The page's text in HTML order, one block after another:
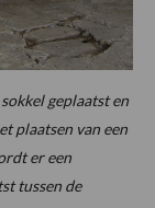
geplaatst en
plaatsen van een
er een
tussen de